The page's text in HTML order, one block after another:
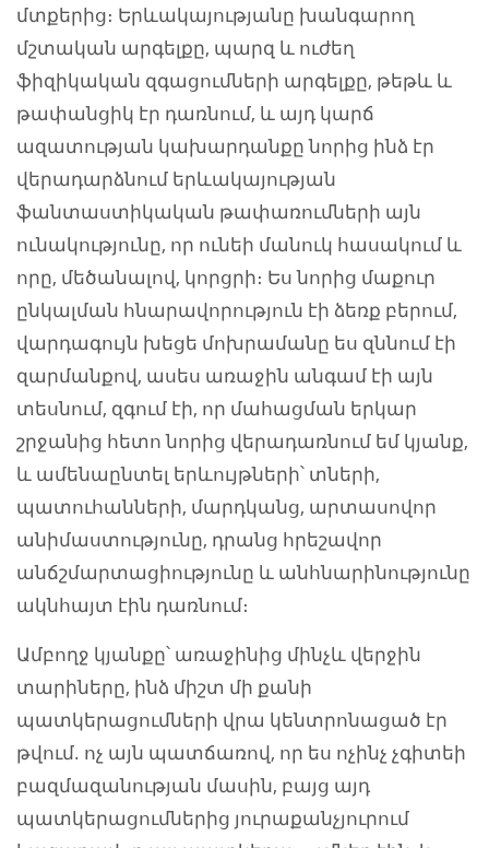
մտքերից։ Երևակայությանը խանգարող
մշտական արգելքը, պարզ և ուժեղ
ֆիզիկական զգացումների արգելքը, թեթև և
թափանցիկ էր դառնում, և այդ կարճ
ազատության կախարդանքը նորից ինձ էր
վերադարձնում երևակայության
ֆանտաստիկական թափառումների այն
ունակությունը, որ ունեի մանուկ հասակում և
որը, մեծանալով, կորցրի։ Ես նորից մաքուր
ընկալման հնարավորություն էի ձեռք բերում,
վարդագույն խեցե մոխրամանը ես զննում էի
զարմանքով, ասես առաջին անգամ էի այն
տեսնում, զգում էի, որ մահացման երկար
շրջանից հետո նորից վերադառնում եմ կյանք,
և ամենաընտել երևույթների՝ տների,
պատուհանների, մարդկանց, արտասովոր
անիմաստությունը, դրանց հրեշավոր
անճշմարտացիությունը և անհնարինությունը
ակնհայտ էին դառնում։
Ամբողջ կյանքը՝ առաջինից մինչև վերջին
տարիները, ինձ միշտ մի քանի
պատկերացումների վրա կենտրոնացած էր
թվում. ոչ այն պատճառով, որ ես ոչինչ չգիտեի
բազմազանության մասին, բայց այդ
պատկերացումներից յուրաքանչյուրում